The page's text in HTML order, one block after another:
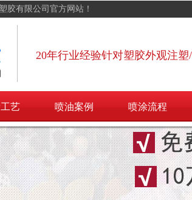
胶有限公司官方网站！
20年行业经验针对塑胶外观注
艺 喷油案例 喷涂流程